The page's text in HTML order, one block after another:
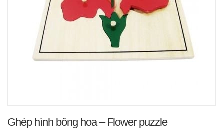
Ghép hình bông hoa – Flower puzzle